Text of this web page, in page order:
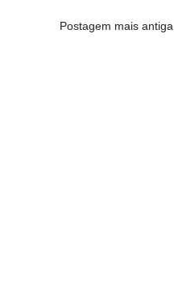
Postagem mais antiga